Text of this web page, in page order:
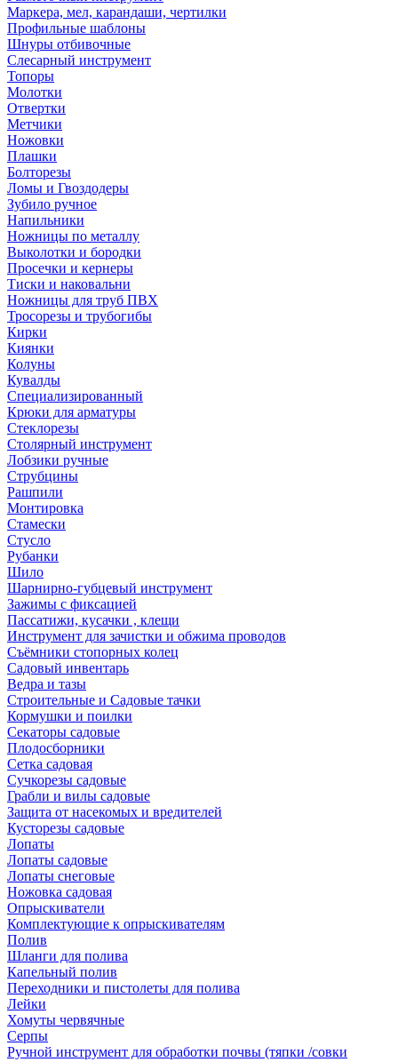
Маркера, мел, карандаши, чертилки
Профильные шаблоны
Шнуры отбивочные
Слесарный инструмент
Топоры
Молотки
Отвертки
Метчики
Ножовки
Плашки
Болторезы
Ломы и Гвоздодеры
Зубило ручное
Напильники
Ножницы по металлу
Выколотки и бородки
Просечки и кернеры
Тиски и наковальни
Ножницы для труб ПВХ
Тросорезы и трубогибы
Кирки
Киянки
Колуны
Кувалды
Специализированный
Крюки для арматуры
Стеклорезы
Столярный инструмент
Лобзики ручные
Струбцины
Рашпили
Монтировка
Стамески
Стусло
Рубанки
Шило
Шарнирно-губцевый инструмент
Зажимы с фиксацией
Пассатижи, кусачки , клещи
Инструмент для зачистки и обжима проводов
Съёмники стопорных колец
Садовый инвентарь
Ведра и тазы
Строительные и Садовые тачки
Кормушки и поилки
Секаторы садовые
Плодосборники
Сетка садовая
Сучкорезы садовые
Грабли и вилы садовые
Защита от насекомых и вредителей
Кусторезы садовые
Лопаты
Лопаты садовые
Лопаты снеговые
Ножовка садовая
Опрыскиватели
Комплектующие к опрыскивателям
Полив
Шланги для полива
Капельный полив
Переходники и пистолеты для полива
Лейки
Хомуты червячные
Серпы
Ручной инструмент для обработки почвы (тяпки /совки